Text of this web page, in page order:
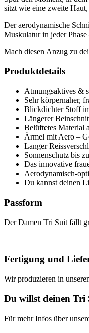
sitzt wie eine zweite
Der aerodynamische
Muskulatur in jeder
Mach diesen Anzug zu
Produktdetails
Atmungsaktives &
Sehr körpernaher,
Blickdichter Stoff
Längerer
Belüftetes Material
Ärmel mit Aero –
Langer
Sonnenschutz bis
Das innovative
Aerodynamisch-
Du kannst deinen
Passform
Der Damen Tri Suit fällt
Fertigung und
Wir produzieren in
Du willst deinen Tri
Für mehr Infos über